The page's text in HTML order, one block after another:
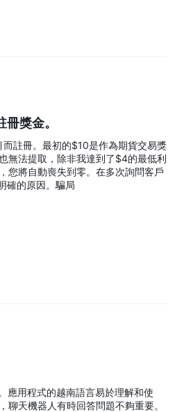
獎金。
註冊。最初的$10是作為期貨交易獎
無法提取，除非我達到了$4的最低利
您將自動喪失到零。在多次詢問客戶
確的原因。騙局
應用程式的越南語言易於理解和使
聊天機器人有時回答問題不夠重要。